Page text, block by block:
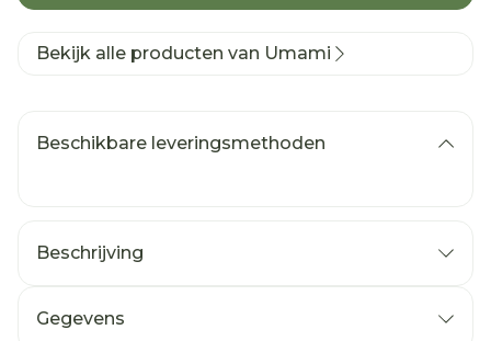
Bekijk alle producten van Umami
Beschikbare leveringsmethoden
Beschrijving
Gegevens